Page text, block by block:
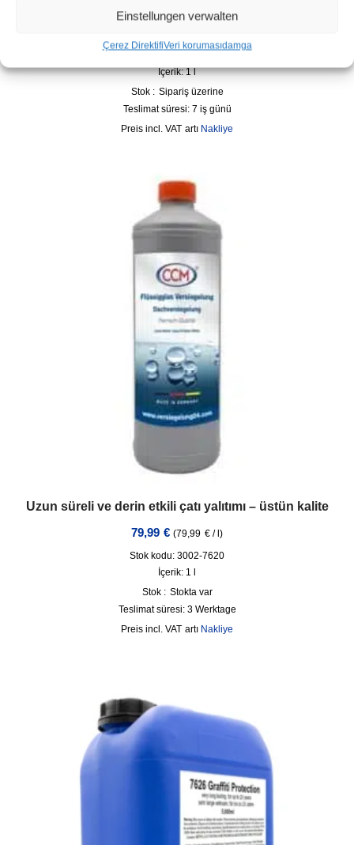
Einstellungen verwalten
Çerez DirektifiVeri korumasıdamga
İçerik: 1l
Stok : Sipariş üzerine
Teslimat süresi: 7 iş günü
incl. VAT artı Nakliye
Uzun süreli ve derin etkili çatı yalıtımı – üstün kalite
79,99 € (79,99 € /l)
Stok kodu: 3002-7620
İçerik: 1
Stok : Stokta var
Teslimat süresi: 3 Werktage
incl. VAT artı Nakliye